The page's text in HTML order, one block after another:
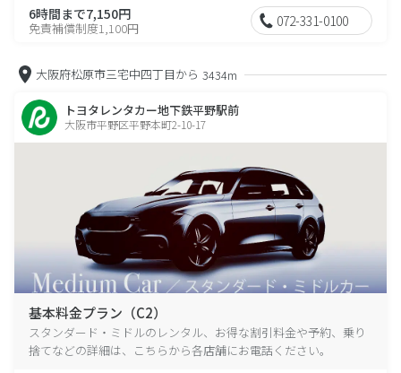
6時間まで7,150円
免責補償制度1,100円 072-331-0100
大阪府松原市三宅中四丁目から 3434m
トヨタレンタカー地下鉄平野駅前
大阪市平野区平野本町2-10-17
基本料金プラン（C2）
スタンダード・ミドルのレンタル、お得な割引料金や予約、乗り
捨てなどの詳細は、こちらから各店舗にお電話ください。